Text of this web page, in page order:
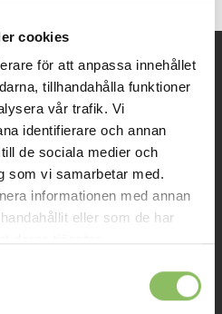
cookies
för att anpassa innehållet
tillhandahålla funktioner
vår trafik. Vi
identifierare och annan
de sociala medier och
som vi samarbetar med.
informationen med annan
eller som de har